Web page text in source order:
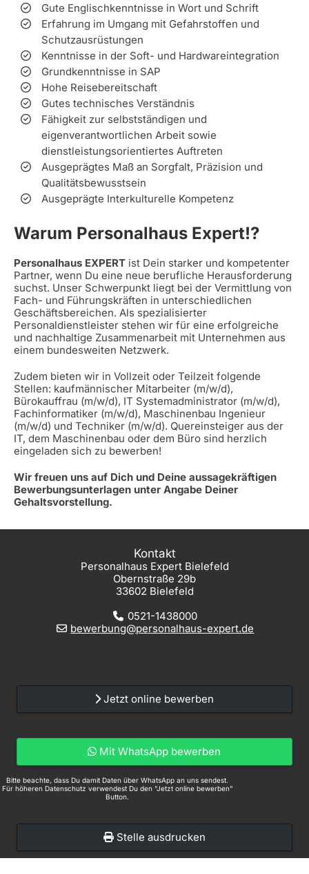
Gute Englischkenntnisse in Wort und Schrift
Erfahrung im Umgang mit Gefahrstoffen und
Schutzausrüstungen
Kenntnisse in der Soft- und Hardwareintegration
Grundkenntnisse in SAP
Hohe Reisebereitschaft
Gutes technisches Verständnis
Fähigkeit zur selbstständigen und
eigenverantwortlichen Arbeit sowie
dienstleistungsorientiertes Auftreten
Ausgeprägtes Maß an Sorgfalt, Präzision und
Qualitätsbewusstsein
Ausgeprägte Interkulturelle Kompetenz
Warum Personalhaus Expert!?
Personalhaus EXPERT ist Dein starker und kompetenter
Partner, wenn Du eine neue berufliche Herausforderung
suchst. Unser Schwerpunkt liegt bei der Vermittlung von
Fach- und Führungskräften in unterschiedlichen
Geschäftsbereichen. Als spezialisierter
Personaldienstleister stehen wir für eine erfolgreiche
und nachhaltige Zusammenarbeit mit Unternehmen aus
einem bundesweiten Netzwerk.
Zudem bieten wir in Vollzeit oder Teilzeit folgende
Stellen: kaufmännischer Mitarbeiter (m/w/d),
Bürokauffrau (m/w/d), IT Systemadministrator (m/w/d),
Fachinformatiker (m/w/d), Maschinenbau Ingenieur
(m/w/d) und Techniker (m/w/d). Quereinsteiger aus der
IT, dem Maschinenbau oder dem Büro sind herzlich
eingeladen sich zu bewerben!
Wir freuen uns auf Dich und Deine aussagekräftigen
Bewerbungsunterlagen unter Angabe Deiner
Gehaltsvorstellung.
Kontakt
Personalhaus Expert Bielefeld
Obernstraße 29b
33602 Bielefeld
0521-1438000
bewerbung@personalhaus-expert.de
Jetzt online bewerben
Mit WhatsApp bewerben
Bitte beachte, dass Du damit Daten über WhatsApp an uns sendest.
Für höheren Datenschutz verwendest Du den "Jetzt online bewerben"
Button.
Stelle ausdrucken